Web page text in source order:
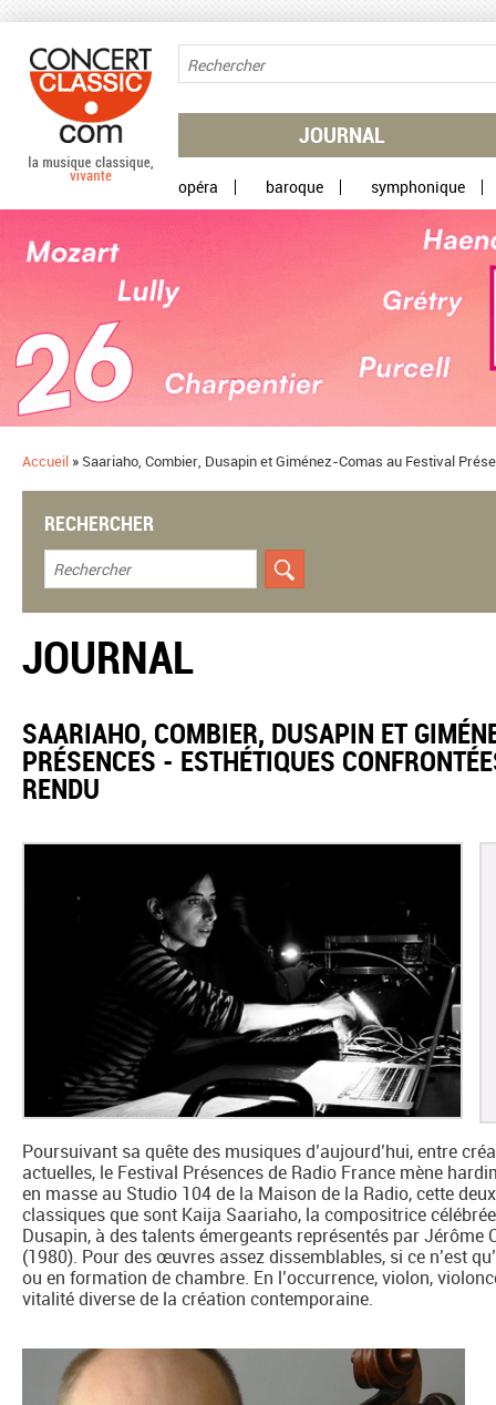
JOURNAL
opéra baroque symphonique
Accueil » ​Saariaho, Combier, Dusapin et Giménez-Comas au Festival
RECHERCHER
JOURNAL
​SAARIAHO, COMBIER, DUSAPIN ET
PRÉSENCES - ESTHÉTIQUES
RENDU
Poursuivant sa quête des musiques d’aujourd’hui, entre
actuelles, le Festival Présences de Radio France mène
en masse au Studio 104 de la Maison de la Radio, cette
classiques que sont Kaija Saariaho, la compositrice
Dusapin, à des talents émergeants représentés par
(1980). Pour des œuvres assez dissemblables, si ce n’est
ou en formation de chambre. En l’occurrence, violon,
vitalité diverse de la création contemporaine.